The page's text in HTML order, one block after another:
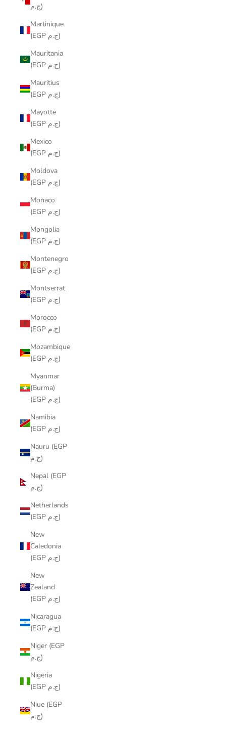
ج.م)
Martinique
(EGP ج.م)
Mauritania
(EGP ج.م)
Mauritius
(EGP ج.م)
Mayotte
(EGP ج.م)
Mexico
(EGP ج.م)
Moldova
(EGP ج.م)
Monaco
(EGP ج.م)
Mongolia
(EGP ج.م)
Montenegro
(EGP ج.م)
Montserrat
(EGP ج.م)
Morocco
(EGP ج.م)
Mozambique
(EGP ج.م)
Myanmar
(Burma)
(EGP ج.م)
Namibia
(EGP ج.م)
Nauru (EGP
ج.م)
Nepal (EGP
ج.م)
Netherlands
(EGP ج.م)
New
Caledonia
(EGP ج.م)
New
Zealand
(EGP ج.م)
Nicaragua
(EGP ج.م)
Niger (EGP
ج.م)
Nigeria
(EGP ج.م)
Niue (EGP
ج.م)